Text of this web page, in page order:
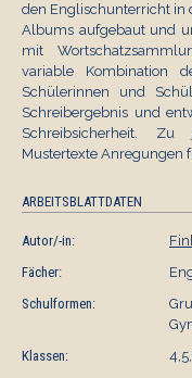
den Englischunterricht in
Albums aufgebaut und
mit
variable Kombination
Schülerinnen und
Schreibergebnis und
Schreibsicherheit.
Mustertexte Anregungen
ARBEITSBLATTDATEN
Autor/-in:
Fächer:
Schulformen:
Klassen: